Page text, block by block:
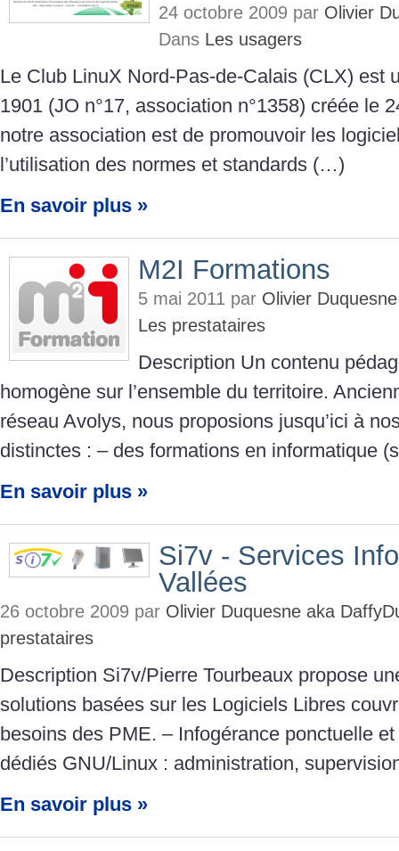
24 octobre 2009 par Olivier
Dans Les usagers
Le Club LinuX Nord-Pas-de-Calais (CLX) est
1901 (JO n°17, association n°1358) créée le
notre association est de promouvoir les
l’utilisation des normes et standards (…)
En savoir plus »
M2I Formations
5 mai 2011 par Olivier
Les prestataires
Description Un contenu
homogène sur l’ensemble du territoire.
réseau Avolys, nous proposions jusqu’ici à
distinctes : – des formations en informatique
En savoir plus »
Si7v - Services
Vallées
26 octobre 2009 par Olivier Duquesne aka
prestataires
Description Si7v/Pierre Tourbeaux propose
solutions basées sur les Logiciels Libres
besoins des PME. – Infogérance ponctuelle
dédiés GNU/Linux : administration,
En savoir plus »